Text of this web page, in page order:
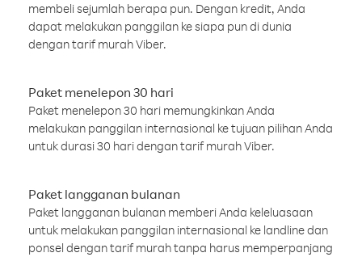
membeli sejumlah berapa pun. Dengan kredit, Anda
dapat melakukan panggilan ke siapa pun di dunia
dengan tarif murah Viber.
Paket menelepon 30 hari
Paket menelepon 30 hari memungkinkan Anda
melakukan panggilan internasional ke tujuan pilihan Anda
untuk durasi 30 hari dengan tarif murah Viber.
Paket langganan bulanan
Paket langganan bulanan memberi Anda keleluasaan
untuk melakukan panggilan internasional ke landline dan
ponsel dengan tarif murah tanpa harus memperpanjang